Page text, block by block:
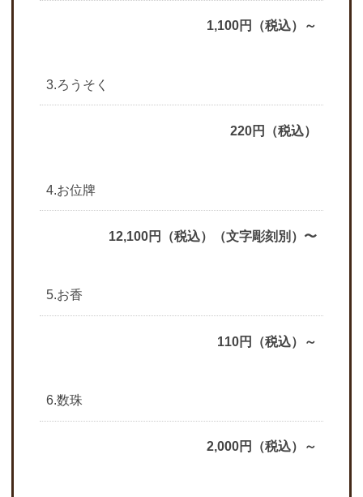
1,100円（税込）～
3.ろうそく
220円（税込）
4.お位牌
12,100円（税込）（文字彫刻別）〜
5.お香
110円（税込）～
6.数珠
2,000円（税込）～